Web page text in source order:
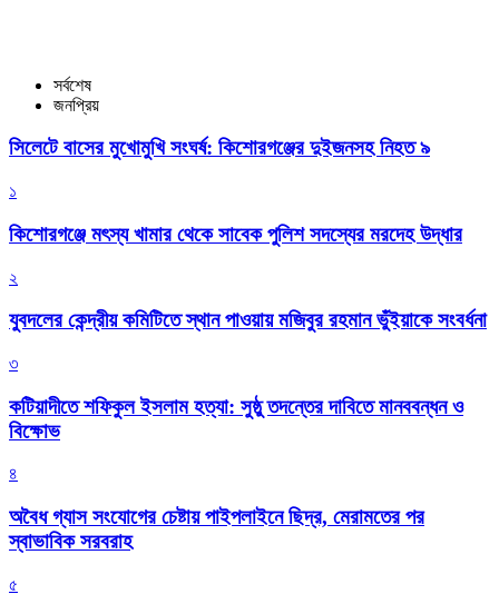
সর্বশেষ
জনপ্রিয়
সিলেটে বাসের মুখোমুখি সংঘর্ষ: কিশোরগঞ্জের দুইজনসহ নিহত ৯
১
কিশোরগঞ্জে মৎস্য খামার থেকে সাবেক পুলিশ সদস্যের মরদেহ উদ্ধার
২
যুবদলের কেন্দ্রীয় কমিটিতে স্থান পাওয়ায় মজিবুর রহমান ভুঁইয়াকে সংবর্ধনা
৩
কটিয়াদীতে শফিকুল ইসলাম হত্যা: সুষ্ঠু তদন্তের দাবিতে মানববন্ধন ও
বিক্ষোভ
৪
অবৈধ গ্যাস সংযোগের চেষ্টায় পাইপলাইনে ছিদ্র, মেরামতের পর
স্বাভাবিক সরবরাহ
৫